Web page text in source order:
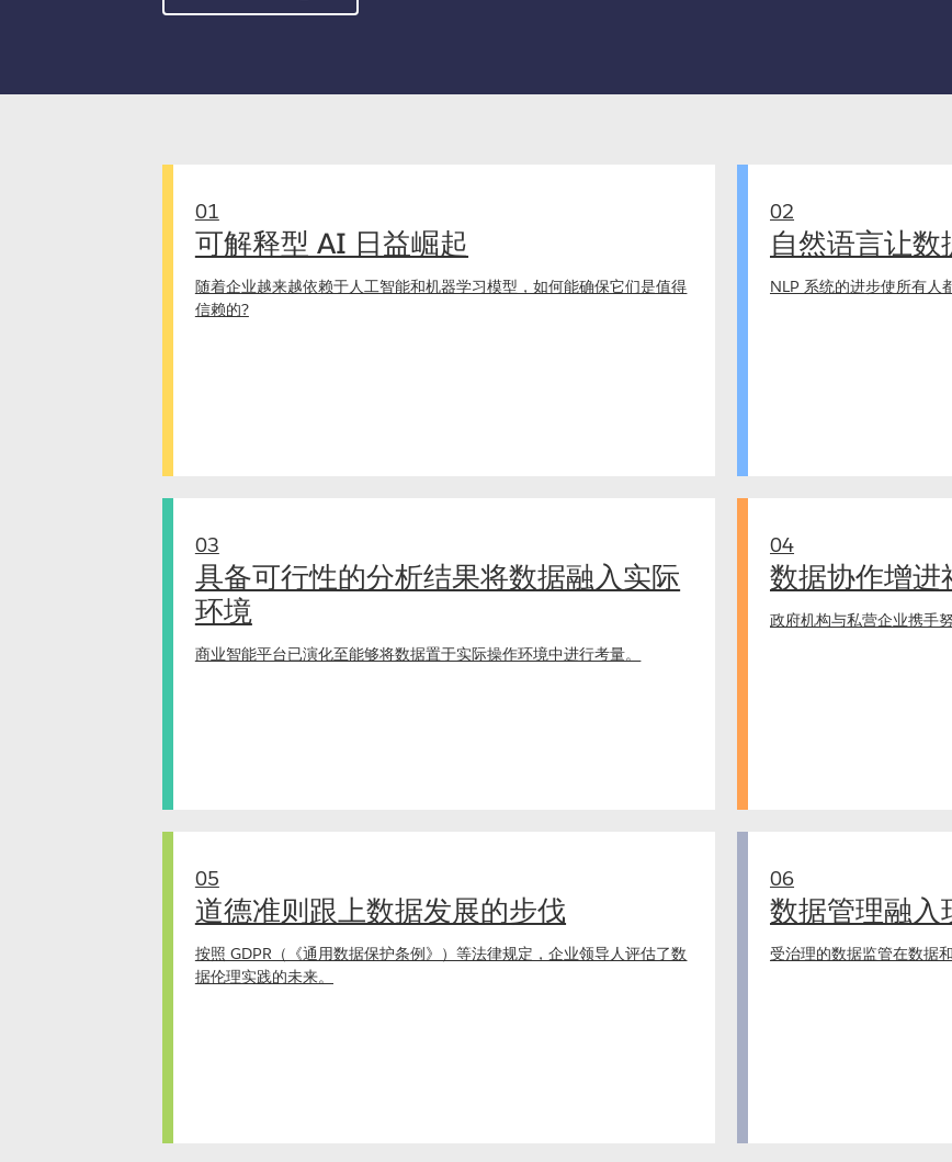
01
可解释型 AI 日益崛起
随着企业越来越依赖于人工智能和机器学习模型，如何能确保它们是值得
信赖的?
02
自然语言让
NLP 系统的进步使所有人
03
具备可行性的分析结果将数据融入实际
环境
商业智能平台已演化至能够将数据置于实际操作环境中进行考量。
04
数据协作增进
政府机构与私营企业携手
05
道德准则跟上数据发展的步伐
按照 GDPR（《通用数据保护条例》）等法律规定，企业领导人评估了数
据伦理实践的未来。
06
数据管理融入
受治理的数据监管在数据